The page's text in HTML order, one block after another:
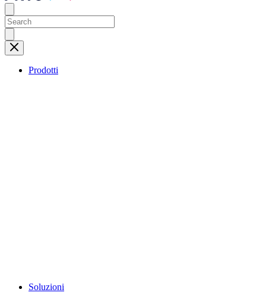
Prodotti
Soluzioni